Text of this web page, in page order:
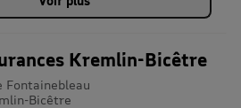
Kremlin-Bicêtre
Fontainebleau
Bicêtre